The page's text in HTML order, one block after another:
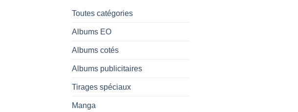
Toutes catégories
Albums EO
Albums cotés
Albums publicitaires
Tirages spéciaux
Manga